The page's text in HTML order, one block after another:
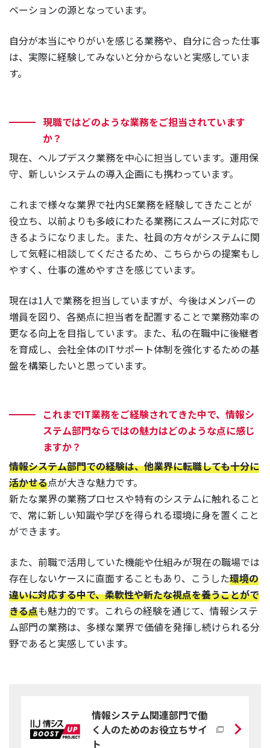
ベーションの源となっています。
自分が本当にやりがいを感じる業務や、自分に合った仕事
は、実際に経験してみないと分からないと実感していま
す。
現職ではどのような業務をご担当されています
か？
現在、ヘルプデスク業務を中心に担当しています。運用保
守、新しいシステムの導入企画にも携わっています。
これまで様々な業界で社内SE業務を経験してきたことが
役立ち、以前よりも多岐にわたる業務にスムーズに対応で
きるようになりました。また、社員の方々がシステムに関
して気軽に相談してくださるため、こちらからの提案もし
やすく、仕事の進めやすさを感じています。
現在は1人で業務を担当していますが、今後はメンバーの
増員を図り、各拠点に担当者を配置することで業務効率の
更なる向上を目指しています。また、私の在職中に後継者
を育成し、会社全体のITサポート体制を強化するための基
盤を構築したいと思っています。
これまでIT業務をご経験されてきた中で、情報シ
ステム部門ならではの魅力はどのような点に感じ
ますか？
情報システム部門での経験は、他業界に転職しても十分に
活かせる点が大きな魅力です。
新たな業界の業務プロセスや特有のシステムに触れること
で、常に新しい知識や学びを得られる環境に身を置くこと
ができます。
また、前職で活用していた機能や仕組みが現在の職場では
存在しないケースに直面することもあり、こうした環境の
違いに対応する中で、柔軟性や新たな視点を養うことがで
きる点も魅力的です。これらの経験を通じて、情報システ
ム部門の業務は、多様な業界で価値を発揮し続けられる分
野であると実感しています。
情報システム関連部門で働
く人のためのお役立ちサイ
ト